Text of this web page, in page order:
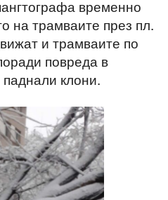
временно
на трамваите през пл.
и трамваите по
повреда в
клони.